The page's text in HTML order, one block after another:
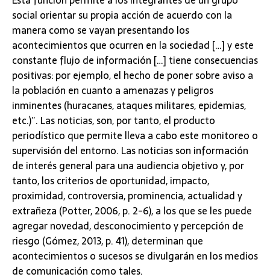
social orientar su propia acción de acuerdo con la
manera como se vayan presentando los
acontecimientos que ocurren en la sociedad […] y este
constante flujo de información […] tiene consecuencias
positivas: por ejemplo, el hecho de poner sobre aviso a
la población en cuanto a amenazas y peligros
inminentes (huracanes, ataques militares, epidemias,
etc.)”. Las noticias, son, por tanto, el producto
periodístico que permite lleva a cabo este monitoreo o
supervisión del entorno. Las noticias son información
de interés general para una audiencia objetivo y, por
tanto, los criterios de oportunidad, impacto,
proximidad, controversia, prominencia, actualidad y
extrañeza (Potter, 2006, p. 2-6), a los que se les puede
agregar novedad, desconocimiento y percepción de
riesgo (Gómez, 2013, p. 41), determinan que
acontecimientos o sucesos se divulgarán en los medios
de comunicación como tales.